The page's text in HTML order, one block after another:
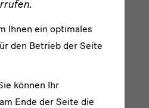
nicht klassifizierbaren,
und Fototagebuch.
Ihnen ein optimales
den Betrieb der Seite
können Ihr
Ende der Seite die